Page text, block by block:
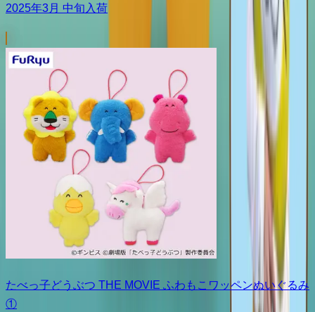
2025年3月 中旬入荷
たべっ子どうぶつ THE MOVIE ふわもこワッペンぬいぐるみ
①